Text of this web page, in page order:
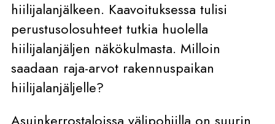
hiilijalanjälkeen. Kaavoituksessa tulisi
perustusolosuhteet tutkia huolella
hiilijalanjäljen näkökulmasta. Milloin
saadaan raja-arvot rakennuspaikan
hiilijalanjäljelle?
Asuinkerrostaloissa välipohjilla on suurin